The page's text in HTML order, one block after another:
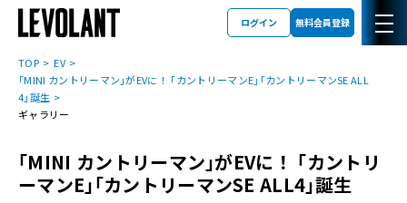
ログイン 無料会員登録
TOP
EV
｢MINI カントリーマン｣がEVに！ ｢カントリーマンE｣｢カントリーマンSE ALL
4｣誕生
ギャラリー
｢MINI カントリーマン｣がEVに！ ｢カントリ
ーマンE｣｢カントリーマンSE ALL4｣誕生